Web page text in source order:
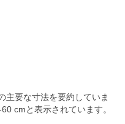
主要な寸法を要約していま
cmと表示されています。